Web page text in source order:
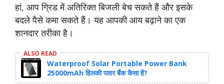
हां, आप ग्रिड में अतिरिक्त बिजली बेच सकते हैं और इसके
बदले पैसे कमा सकते हैं। यह आपकी आय बढ़ाने का एक
शानदार तरीका है।
ALSO READ
Waterproof Solar Portable Power Bank
25000mAh हिलकी पावर बैंक कैसा है?